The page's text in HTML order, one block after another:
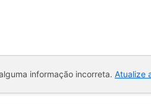
informação incorreta. Atualize